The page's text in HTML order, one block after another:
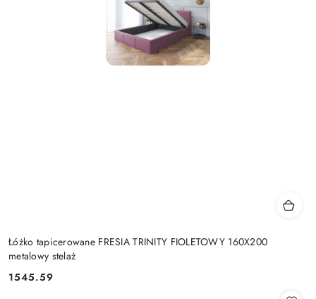
Łóżko tapicerowane FRESIA TRINITY FIOLETOWY 160X200
metalowy stelaż
Cena:
1545.59